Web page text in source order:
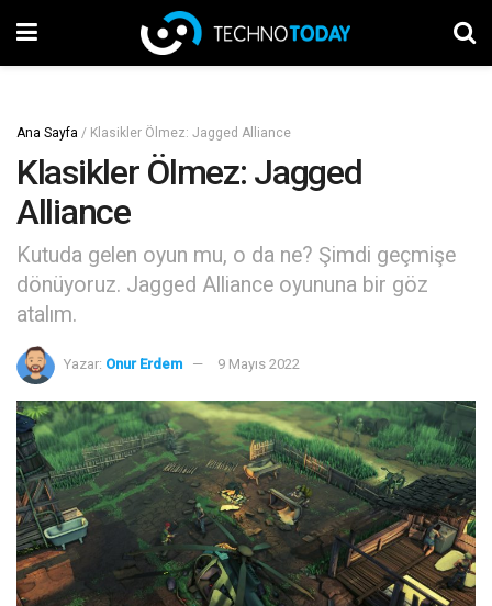
Ana Sayfa / Klasikler Ölmez: Jagged Alliance
Klasikler Ölmez: Jagged
Alliance
Kutuda gelen oyun mu, o da ne? Şimdi geçmişe
dönüyoruz. Jagged Alliance oyununa bir göz
atalım.
Yazar: Onur Erdem 9 Mayıs 2022